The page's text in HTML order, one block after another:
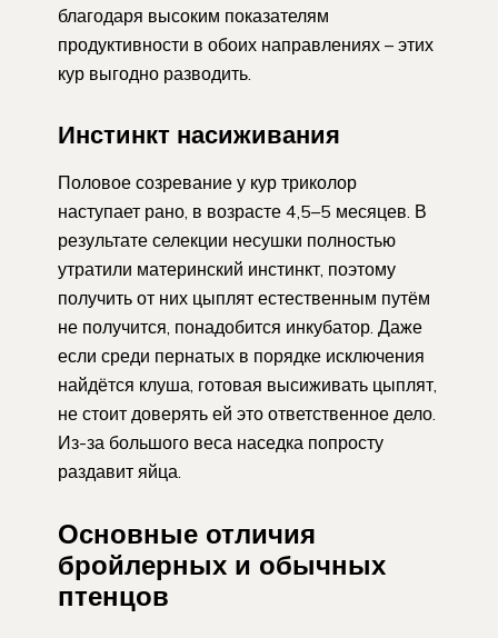
благодаря высоким показателям
продуктивности в обоих направлениях – этих
кур выгодно разводить.
Инстинкт насиживания
Половое созревание у кур триколор
наступает рано, в возрасте 4,5–5 месяцев. В
результате селекции несушки полностью
утратили материнский инстинкт, поэтому
получить от них цыплят естественным путём
не получится, понадобится инкубатор. Даже
если среди пернатых в порядке исключения
найдётся клуша, готовая высиживать цыплят,
не стоит доверять ей это ответственное дело.
Из-за большого веса наседка попросту
раздавит яйца.
Основные отличия
бройлерных и обычных
птенцов